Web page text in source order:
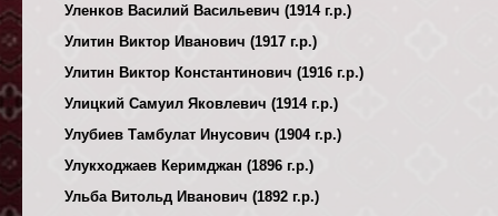
Уленков Василий Васильевич (1914 г.р.)
Улитин Виктор Иванович (1917 г.р.)
Улитин Виктор Константинович (1916 г.р.)
Улицкий Самуил Яковлевич (1914 г.р.)
Улубиев Тамбулат Инусович (1904 г.р.)
Улукходжаев Керимджан (1896 г.р.)
Ульба Витольд Иванович (1892 г.р.)